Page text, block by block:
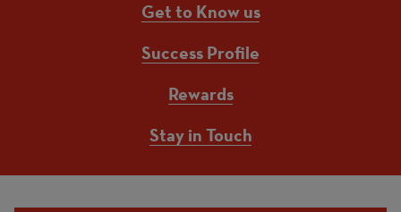
Get to Know us
Success Profile
Rewards
Stay in Touch